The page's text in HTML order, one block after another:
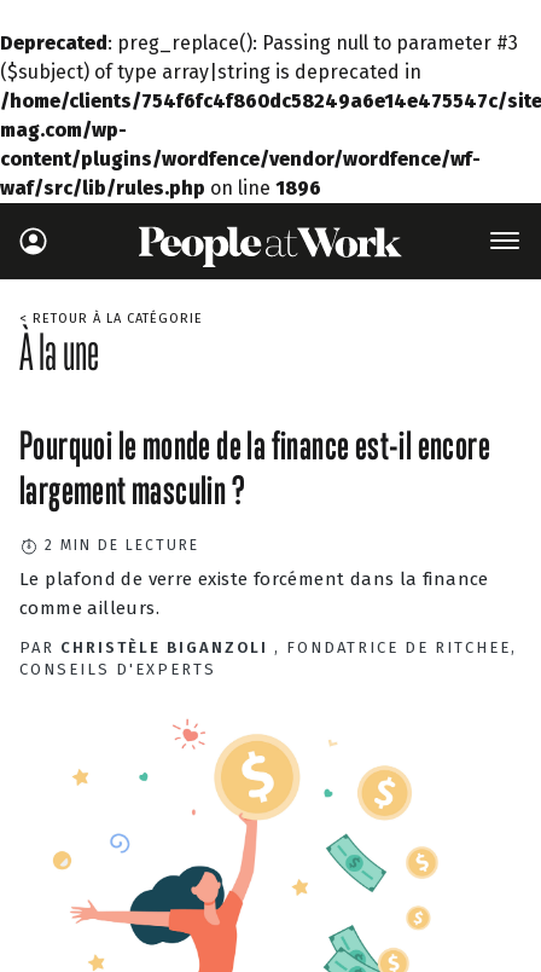
Deprecated: preg_replace(): Passing null to parameter #3
($subject) of type array|string is deprecated in
/home/clients/754f6fc4f860dc58249a6e14e475547c/
mag.com/wp-
content/plugins/wordfence/vendor/wordfence/wf-
waf/src/lib/rules.php on line 1896
< RETOUR À LA CATÉGORIE
À la une
Pourquoi le monde de la finance est-il encore
largement masculin ?
2 MIN DE LECTURE
Le plafond de verre existe forcément dans la finance
comme ailleurs.
PAR CHRISTÈLE BIGANZOLI , FONDATRICE DE RITCHEE,
CONSEILS D'EXPERTS